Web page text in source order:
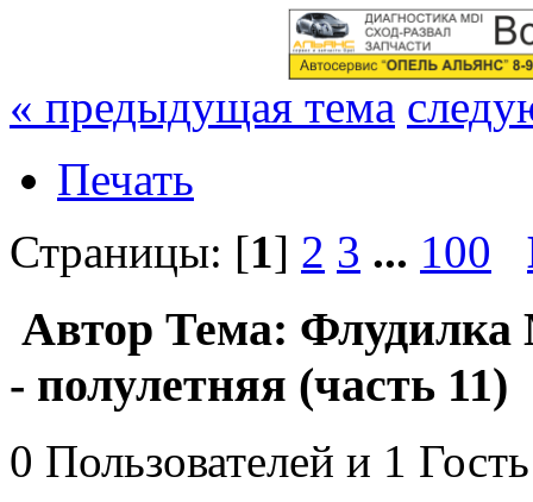
« предыдущая тема
Печать
Страницы: [1] 2 3 ... 100
Автор Тема: Флудилка
- полулетняя (часть
0 Пользователей и 1